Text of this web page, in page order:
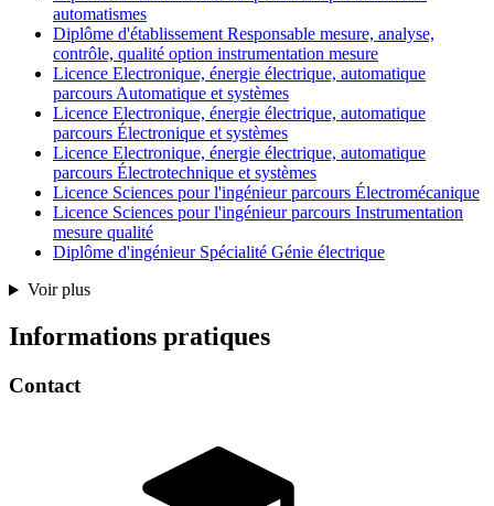
automatismes
Diplôme d'établissement Responsable mesure, analyse,
contrôle, qualité option instrumentation mesure
Licence Electronique, énergie électrique, automatique
parcours Automatique et systèmes
Licence Electronique, énergie électrique, automatique
parcours Électronique et systèmes
Licence Electronique, énergie électrique, automatique
parcours Électrotechnique et systèmes
Licence Sciences pour l'ingénieur parcours Électromécanique
Licence Sciences pour l'ingénieur parcours Instrumentation
mesure qualité
Diplôme d'ingénieur Spécialité Génie électrique
Voir plus
Informations pratiques
Contact